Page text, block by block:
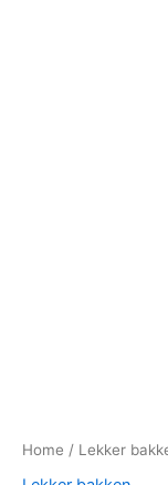
Home / Lekker